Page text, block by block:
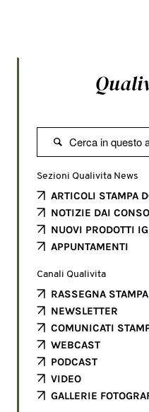

Sezioni Qualivita News
ARTICOLI STAMPA
NOTIZIE DAI
NUOVI PRODOTTI IG
APPUNTAMENTI
Canali Qualivita
RASSEGNA STAMPA
NEWSLETTER
COMUNICATI
WEBCAST
PODCAST
VIDEO
GALLERIE